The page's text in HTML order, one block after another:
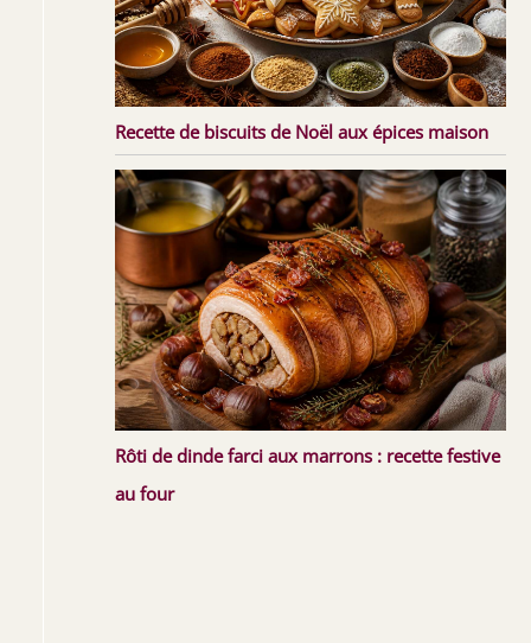
Recette de biscuits de Noël aux épices maison
Rôti de dinde farci aux marrons : recette festive
au four